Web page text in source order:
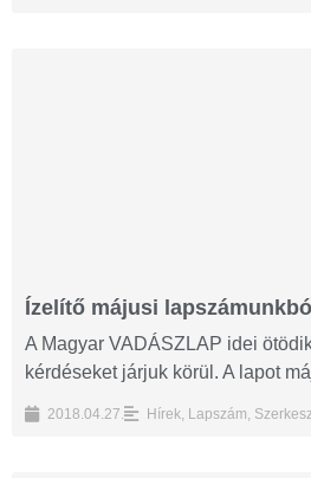
Ízelítő májusi
A Magyar VADÁSZLAP idei
kérdéseket járjuk körül. A lapot
2018.04.27. Hírek, Lapszám,